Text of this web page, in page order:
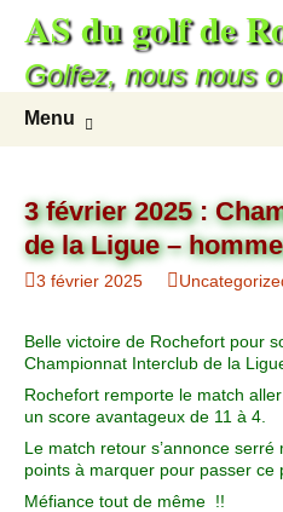
AS du golf de
Golfez, nous nous
Menu
3 février 2025 :
de la Ligue –
3 février 2025
Belle victoire de Rochefort pour
Championnat Interclub de la
Rochefort remporte le match
un score avantageux de 11 à 4.
Le match retour s’annonce serré
points à marquer pour passer ce
Méfiance tout de même !!